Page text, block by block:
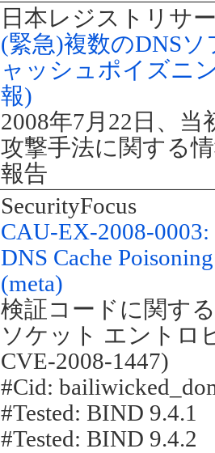
日本レジストリサ
(緊急)複数のDNS
ャッシュポイズニ
報)
2008年7月22日、
攻撃手法に関する
報告
SecurityFocus
CAU-EX-2008-0003:
DNS Cache
(meta)
検証コードに関す
ソケット エントロ
CVE-2008-1447)
#Cid:
#Tested: BIND 9.4.1
#Tested: BIND 9.4.2